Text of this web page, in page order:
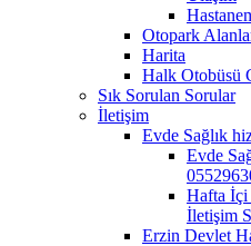
Otopark
Harita
Halk Otobüsü
Sık Sorulan Sorular
İletişim
Evde Sağlık
Evde
Hafta İçi
İletişim
Erzin Devlet